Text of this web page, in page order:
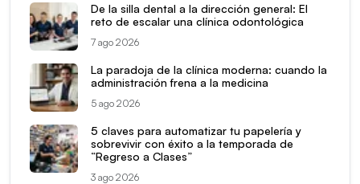
De la silla dental a la dirección general: El
reto de escalar una clínica odontológica
7 ago 2026
La paradoja de la clínica moderna: cuando la
administración frena a la medicina
5 ago 2026
5 claves para automatizar tu papelería y
sobrevivir con éxito a la temporada de
“Regreso a Clases”
3 ago 2026